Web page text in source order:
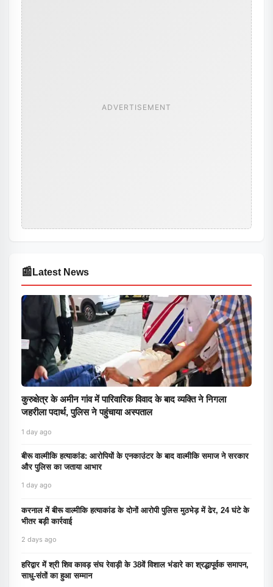
ADVERTISEMENT
📰 Latest News
कुरुक्षेत्र के अमीन गांव में पारिवारिक विवाद के बाद व्यक्ति ने निगला
जहरीला पदार्थ, पुलिस ने पहुंचाया अस्पताल
1 day ago
बीरू वाल्मीकि हत्याकांड: आरोपियों के एनकाउंटर के बाद वाल्मीकि समाज ने सरकार
और पुलिस का जताया आभार
1 day ago
करनाल में बीरू वाल्मीकि हत्याकांड के दोनों आरोपी पुलिस मुठभेड़ में ढेर, 24 घंटे के
भीतर बड़ी कार्रवाई
2 days ago
हरिद्वार में श्री शिव कावड़ संघ रेवाड़ी के 38वें विशाल भंडारे का श्रद्धापूर्वक समापन,
साधु-संतों का हुआ सम्मान